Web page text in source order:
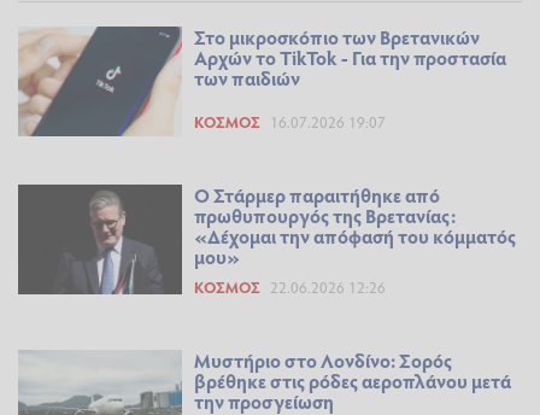
Στο μικροσκόπιο των Βρετανικών
Αρχών το TikTok - Για την προστασία
των παιδιών
ΚΌΣΜΟΣ 16.07.2026 19:07
Ο Στάρμερ παραιτήθηκε από
πρωθυπουργός της Βρετανίας:
«Δέχομαι την απόφασή του κόμματός
μου»
ΚΌΣΜΟΣ 22.06.2026 12:26
Μυστήριο στο Λονδίνο: Σορός
βρέθηκε στις ρόδες αεροπλάνου μετά
την προσγείωση